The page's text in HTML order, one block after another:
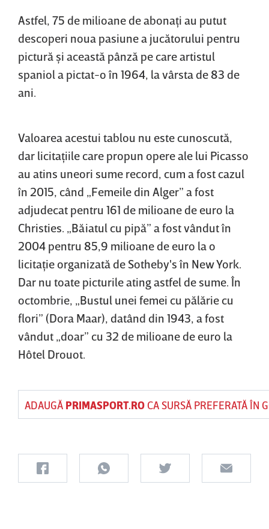
Astfel, 75 de milioane de abonaţi au putut
descoperi noua pasiune a jucătorului pentru
pictură şi această pânză pe care artistul
spaniol a pictat-o în 1964, la vârsta de 83 de
ani.
Valoarea acestui tablou nu este cunoscută,
dar licitaţiile care propun opere ale lui Picasso
au atins uneori sume record, cum a fost cazul
în 2015, când „Femeile din Alger” a fost
adjudecat pentru 161 de milioane de euro la
Christies. „Băiatul cu pipă” a fost vândut în
2004 pentru 85,9 milioane de euro la o
licitaţie organizată de Sotheby's în New York.
Dar nu toate picturile ating astfel de sume. În
octombrie, „Bustul unei femei cu pălărie cu
flori” (Dora Maar), datând din 1943, a fost
vândut „doar” cu 32 de milioane de euro la
Hôtel Drouot.
ADAUGĂ PRIMASPORT.ROCA SURSĂ PREFERATĂ ÎN